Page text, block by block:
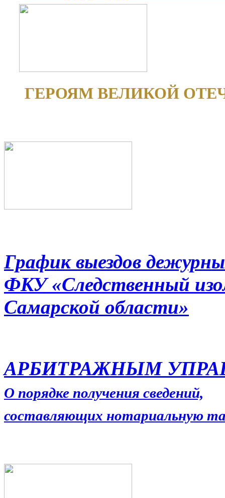
ГЕРОЯМ ВЕЛИКОЙ
График выездов
ФКУ «Следственный
Самарской области»
АРБИТРАЖНЫМ
О порядке получения сведений,
составляющих нотариальную